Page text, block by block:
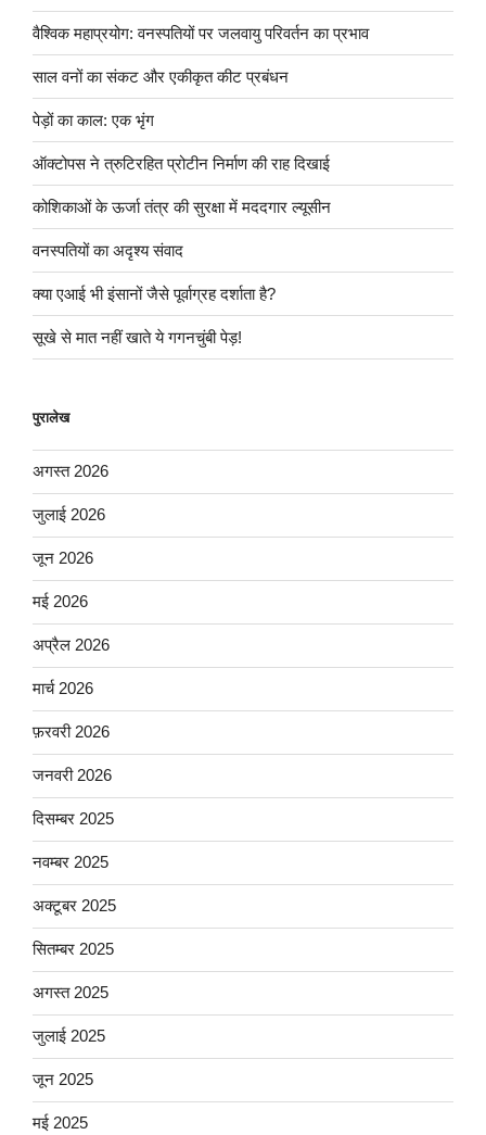
वैश्विक महाप्रयोग: वनस्पतियों पर जलवायु परिवर्तन का प्रभाव
साल वनों का संकट और एकीकृत कीट प्रबंधन
पेड़ों का काल: एक भृंग
ऑक्टोपस ने त्रुटिरहित प्रोटीन निर्माण की राह दिखाई
कोशिकाओं के ऊर्जा तंत्र की सुरक्षा में मददगार ल्यूसीन
वनस्पतियों का अदृश्य संवाद
क्या एआई भी इंसानों जैसे पूर्वाग्रह दर्शाता है?
सूखे से मात नहीं खाते ये गगनचुंबी पेड़!
पुरालेख
अगस्त 2026
जुलाई 2026
जून 2026
मई 2026
अप्रैल 2026
मार्च 2026
फ़रवरी 2026
जनवरी 2026
दिसम्बर 2025
नवम्बर 2025
अक्टूबर 2025
सितम्बर 2025
अगस्त 2025
जुलाई 2025
जून 2025
मई 2025